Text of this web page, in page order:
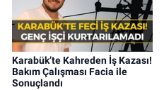
Karabük’te Kahreden İş Kazası!
Bakım Çalışması Facia ile
Sonuçlandı